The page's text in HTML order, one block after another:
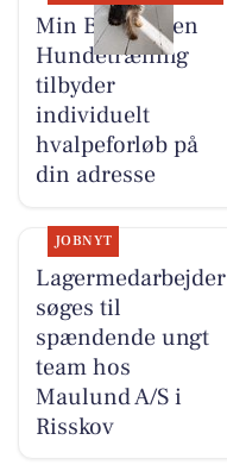
Min Bedste Ven
Hundetræning
tilbyder
individuelt
hvalpeforløb på
din adresse
JOBNYT
Lagermedarbejder
søges til
spændende ungt
team hos
Maulund A/S i
Risskov